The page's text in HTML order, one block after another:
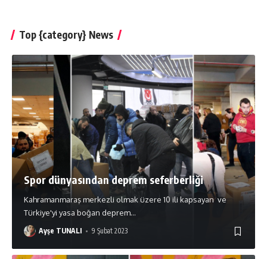
Top {category} News
Spor dünyasından deprem seferberliği
Kahramanmaraş merkezli olmak üzere 10 ili kapsayan ve
Türkiye'yi yasa boğan deprem…
Ayşe TUNALI 9 Şubat 2023